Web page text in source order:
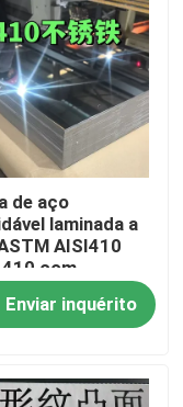
de aço
laminada a
AISI410
410 com
polida BA
Enviar inquérito